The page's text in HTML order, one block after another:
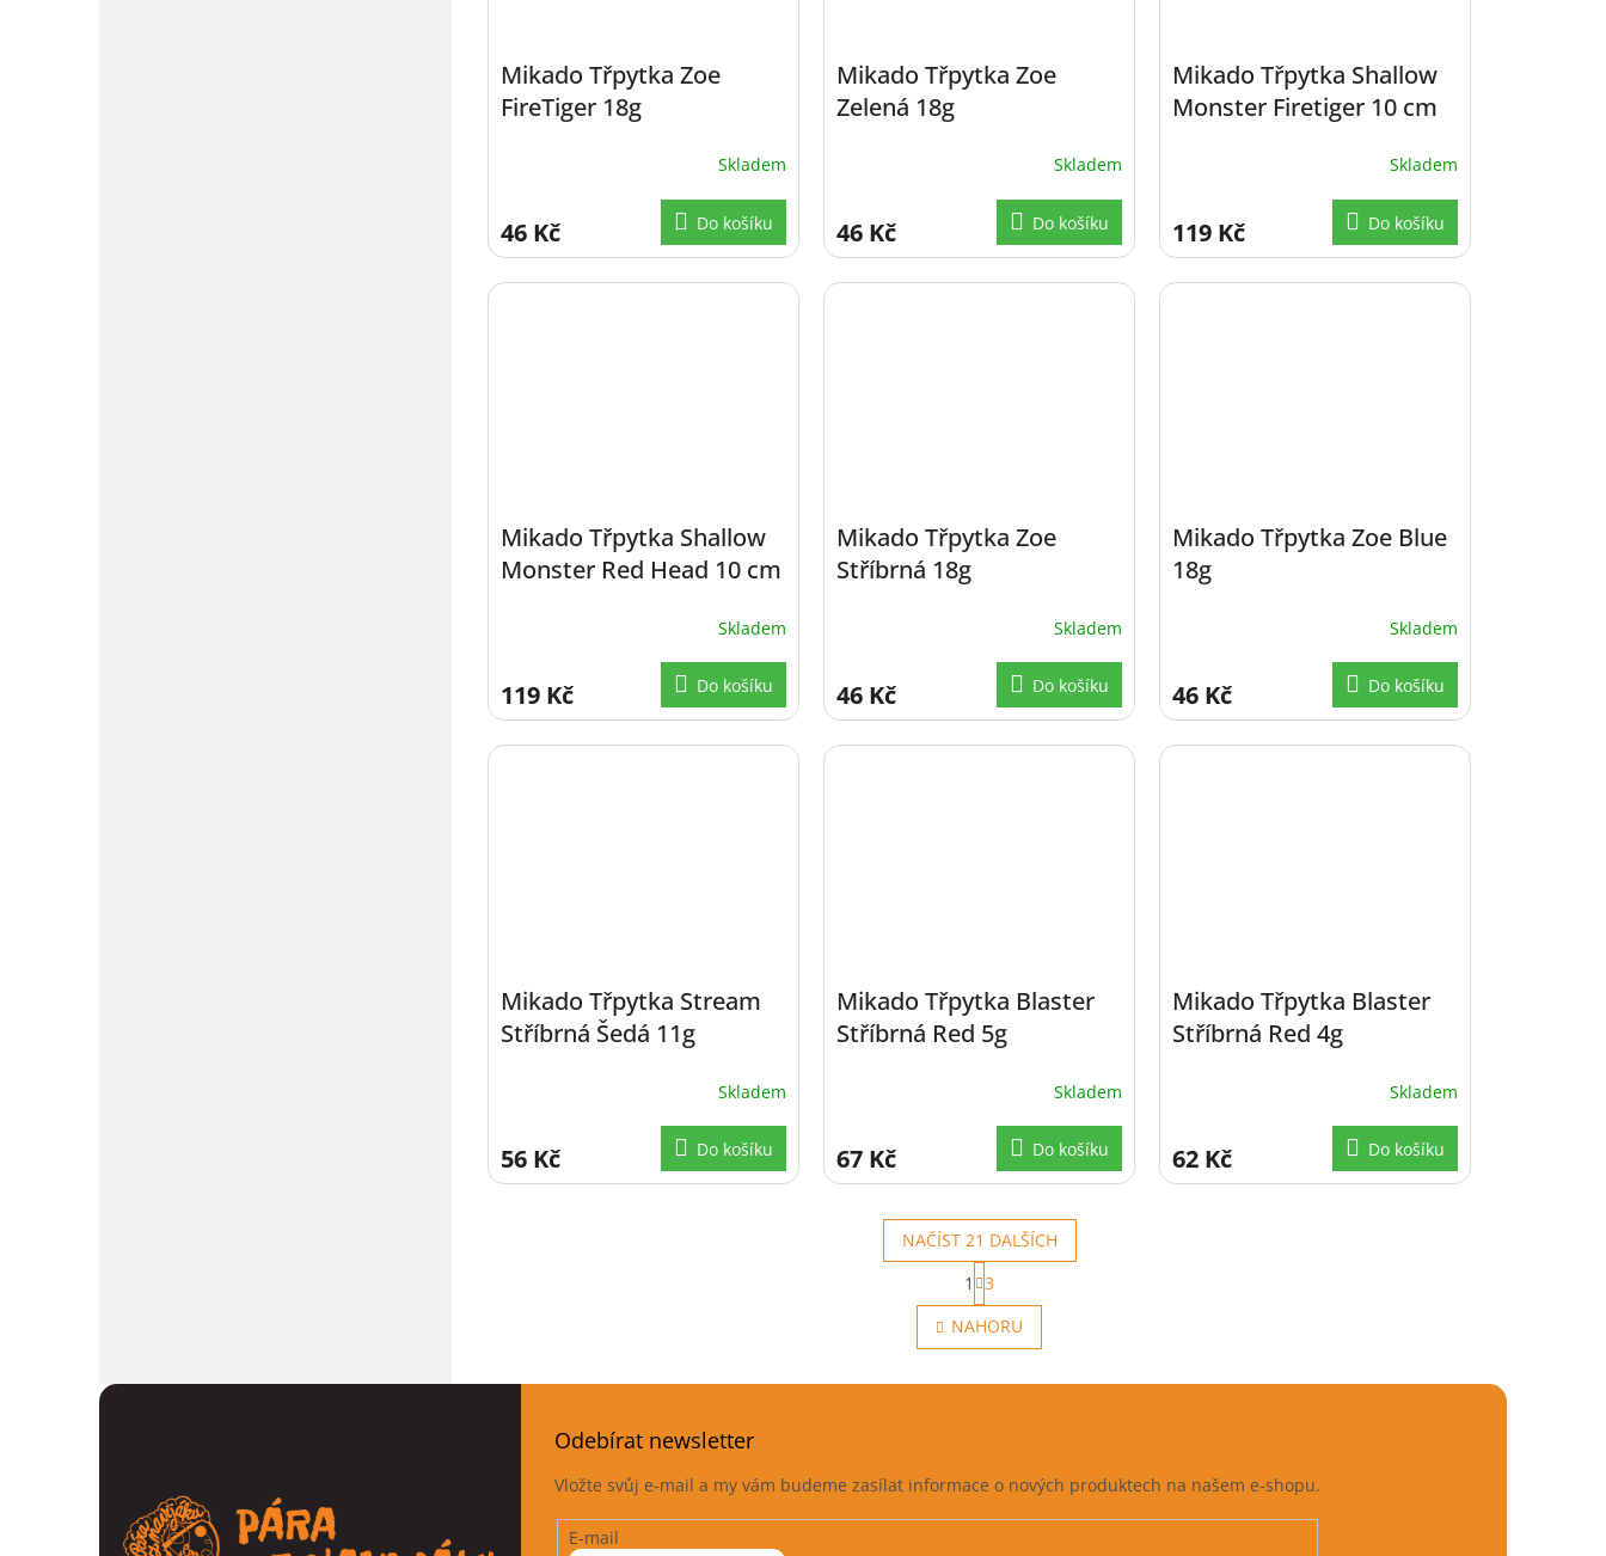
Mikado Třpytka Zoe
FireTiger 18g
Skladem
46 Kč Do košíku
Mikado Třpytka Zoe
Zelená 18g
Skladem
46 Kč Do košíku
Mikado Třpytka Shallow
Monster Firetiger 10 cm
Skladem
119 Kč Do košíku
Mikado Třpytka Shallow
Monster Red Head 10 cm
Skladem
119 Kč Do košíku
Mikado Třpytka Zoe
Stříbrná 18g
Skladem
46 Kč Do košíku
Mikado Třpytka Zoe Blue
18g
Skladem
46 Kč Do košíku
Mikado Třpytka Stream
Stříbrná Šedá 11g
Skladem
56 Kč Do košíku
Mikado Třpytka Blaster
Stříbrná Red 5g
Skladem
67 Kč Do košíku
Mikado Třpytka Blaster
Stříbrná Red 4g
Skladem
62 Kč Do košíku
O
v
l
d
p
r
v
NAČÍST 21 DALŠÍCH
S
t
r
á
n
o
1
3
NAHORU
Odebírat newsletter
Vložte svůj e-mail a my vám budeme zasílat informace o nových produktech na našem e-shopu.
E-mail